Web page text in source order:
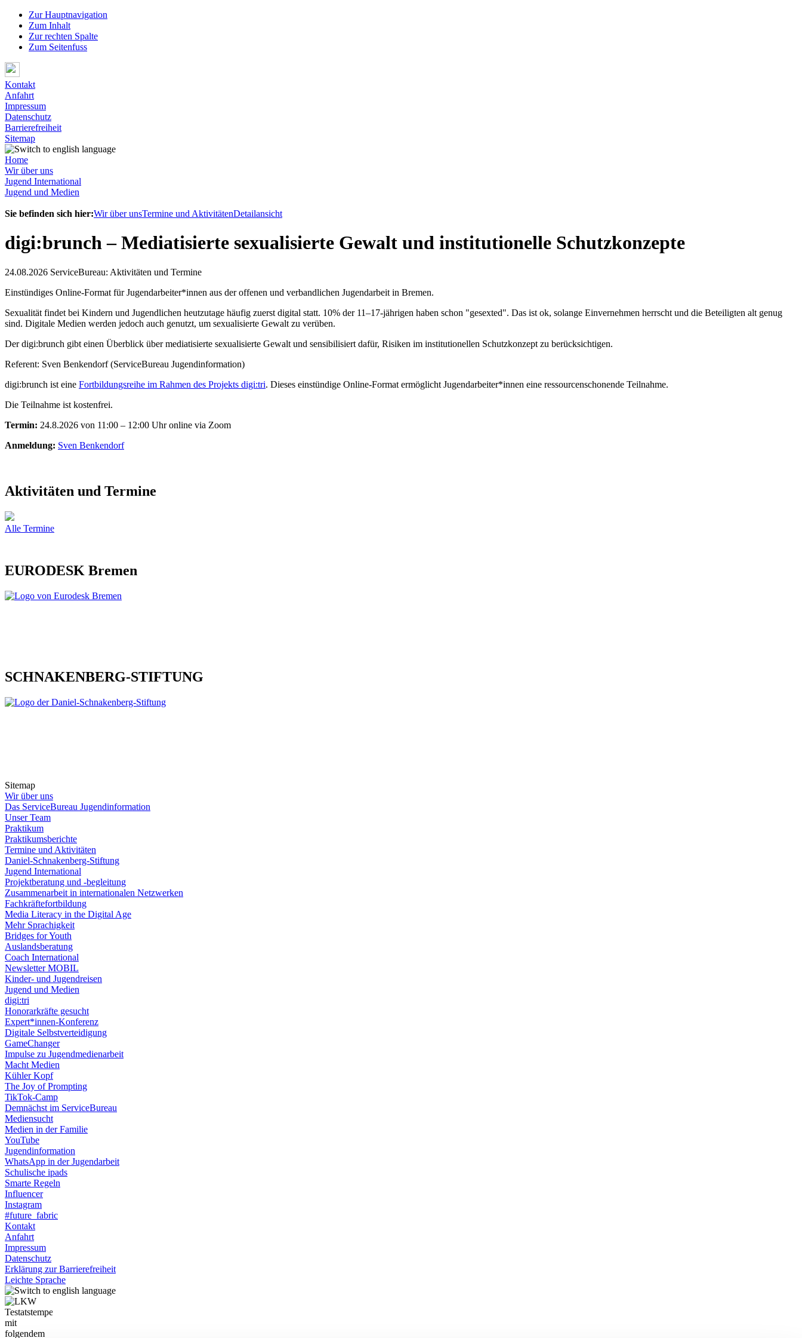
Zur Hauptnavigation
Zum Inhalt
Zur rechten Spalte
Zum Seitenfuss
Kontakt
Anfahrt
Impressum
Datenschutz
Barrierefreiheit
Sitemap
Home
Wir über uns
Jugend International
Jugend und Medien
Sie befinden sich hier:Wir über unsTermine und AktivitätenDetailansicht
digi:brunch – Mediatisierte sexualisierte Gewalt und institutionelle Schutzkonzepte
24.08.2026 ServiceBureau: Aktivitäten und Termine
Einstündiges Online-Format für Jugendarbeiter*innen aus der offenen und verbandlichen Jugendarbeit in Bremen.
Sexualität findet bei Kindern und Jugendlichen heutzutage häufig zuerst digital statt. 10% der 11–17-jährigen haben schon "gesexted". Das ist ok, solange Einvernehmen herrscht und die Beteiligten alt genug
sind. Digitale Medien werden jedoch auch genutzt, um sexualisierte Gewalt zu verüben.
Der digi:brunch gibt einen Überblick über mediatisierte sexualisierte Gewalt und sensibilisiert dafür, Risiken im institutionellen Schutzkonzept zu berücksichtigen.
Referent: Sven Benkendorf (ServiceBureau Jugendinformation)
digi:brunch ist eine Fortbildungsreihe im Rahmen des Projekts digi:tri. Dieses einstündige Online-Format ermöglicht Jugendarbeiter*innen eine ressourcenschonende Teilnahme.
Die Teilnahme ist kostenfrei.
Termin: 24.8.2026 von 11:00 – 12:00 Uhr online via Zoom
Anmeldung: Sven Benkendorf
Aktivitäten und Termine
Alle Termine
EURODESK Bremen
SCHNAKENBERG-STIFTUNG
Sitemap
Wir über uns
Das ServiceBureau Jugendinformation
Unser Team
Praktikum
Praktikumsberichte
Termine und Aktivitäten
Daniel-Schnakenberg-Stiftung
Jugend International
Projektberatung und -begleitung
Zusammenarbeit in internationalen Netzwerken
Fachkräftefortbildung
Media Literacy in the Digital Age
Mehr Sprachigkeit
Bridges for Youth
Auslandsberatung
Coach International
Newsletter MOBIL
Kinder- und Jugendreisen
Jugend und Medien
digi:tri
Honorarkräfte gesucht
Expert*innen-Konferenz
Digitale Selbstverteidigung
GameChanger
Impulse zu Jugendmedienarbeit
Macht Medien
Kühler Kopf
The Joy of Prompting
TikTok-Camp
Demnächst im ServiceBureau
Mediensucht
Medien in der Familie
YouTube
Jugendinformation
WhatsApp in der Jugendarbeit
Schulische ipads
Smarte Regeln
Influencer
Instagram
#future_fabric
Kontakt
Anfahrt
Impressum
Datenschutz
Erklärung zur Barrierefreiheit
Leichte Sprache